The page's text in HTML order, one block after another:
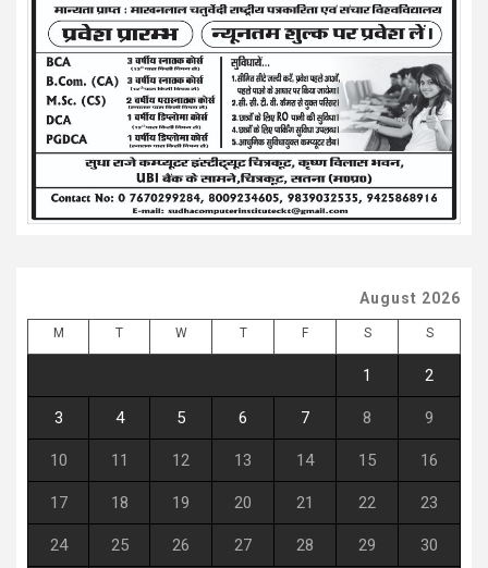
August 2026
M T W T F S S
1 2
3 4 5 6 7 8 9
10 11 12 13 14 15 16
17 18 19 20 21 22 23
24 25 26 27 28 29 30